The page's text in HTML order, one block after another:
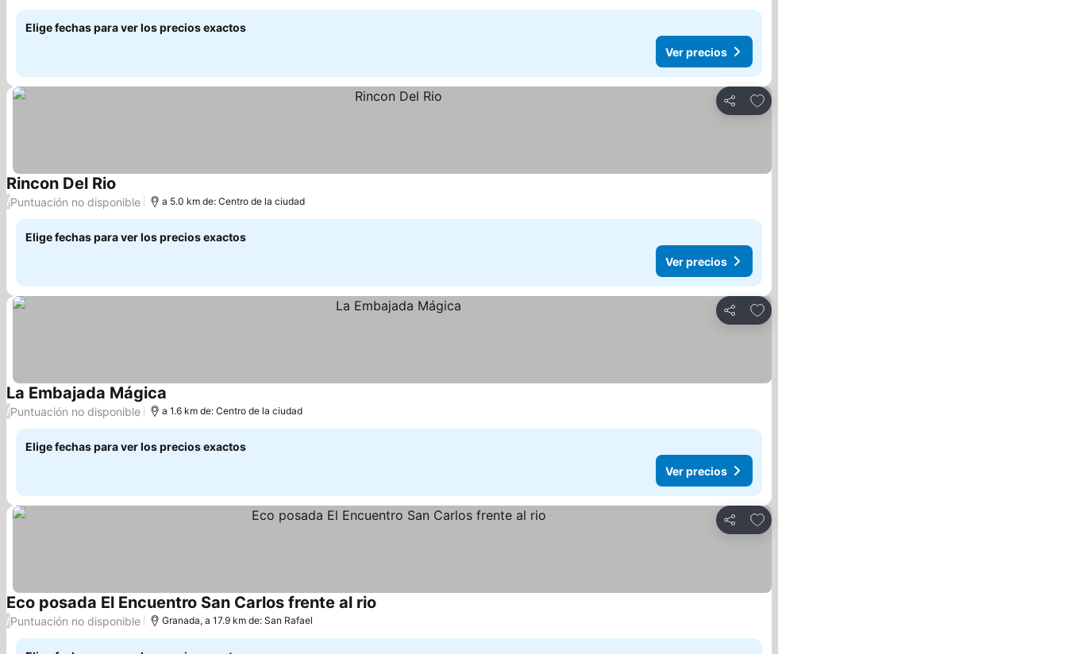
Elige fechas para ver los precios exactos
Ver precios
Compartir
Agregar a favoritos
Rincon Del Rio
/Puntuación no disponible a 5.0 km de: Centro de la ciudad
Elige fechas para ver los precios exactos
Ver precios
Compartir
Agregar a favoritos
La Embajada Mágica
/Puntuación no disponible a 1.6 km de: Centro de la ciudad
Elige fechas para ver los precios exactos
Ver precios
Compartir
Agregar a favoritos
Eco posada El Encuentro San Carlos frente al rio
/Puntuación no disponible Granada, a 17.9 km de: San Rafael